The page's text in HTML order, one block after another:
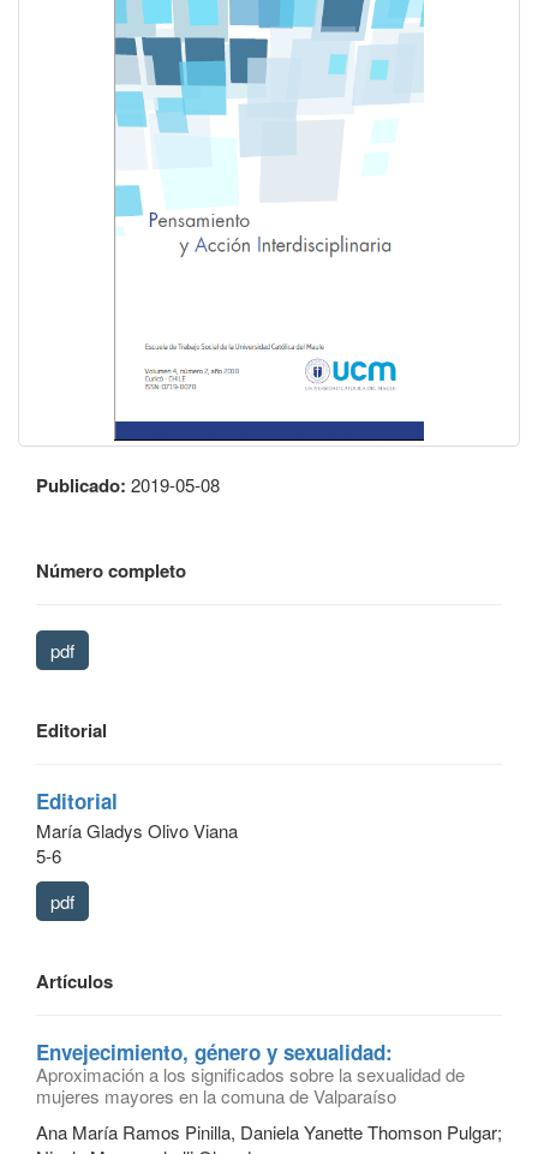
Publicado: 2019-05-08
Número completo
pdf
Editorial
Editorial
María Gladys Olivo Viana
5-6
pdf
Artículos
Envejecimiento, género y sexualidad:
Aproximación a los significados sobre la sexualidad de
mujeres mayores en la comuna de Valparaíso
Ana María Ramos Pinilla, Daniela Yanette Thomson Pulgar;